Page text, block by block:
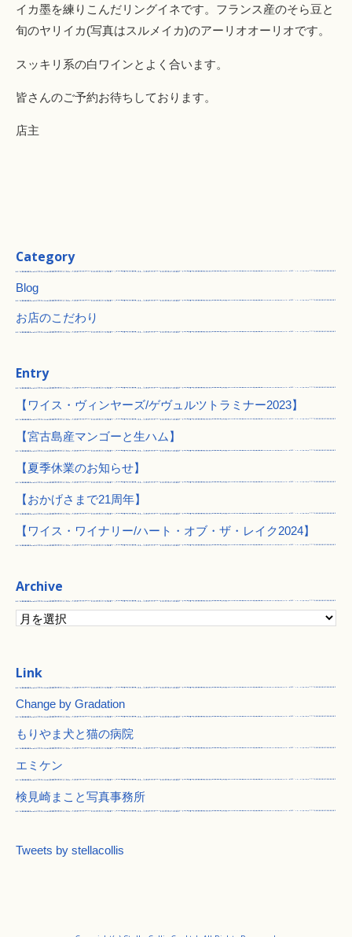
イカ墨を練りこんだリングイネです。フランス産のそら豆と
旬のヤリイカ(写真はスルメイカ)のアーリオオーリオです。
スッキリ系の白ワインとよく合います。
皆さんのご予約お待ちしております。
店主
Category
Blog
お店のこだわり
Entry
【ワイス・ヴィンヤーズ/ゲヴュルツトラミナー2023】
【宮古島産マンゴーと生ハム】
【夏季休業のお知らせ】
【おかげさまで21周年】
【ワイス・ワイナリー/ハート・オブ・ザ・レイク2024】
Archive
Change by Gradation
もりやま犬と猫の病院
エミケン
検見崎まこと写真事務所
Tweets by stellacollis